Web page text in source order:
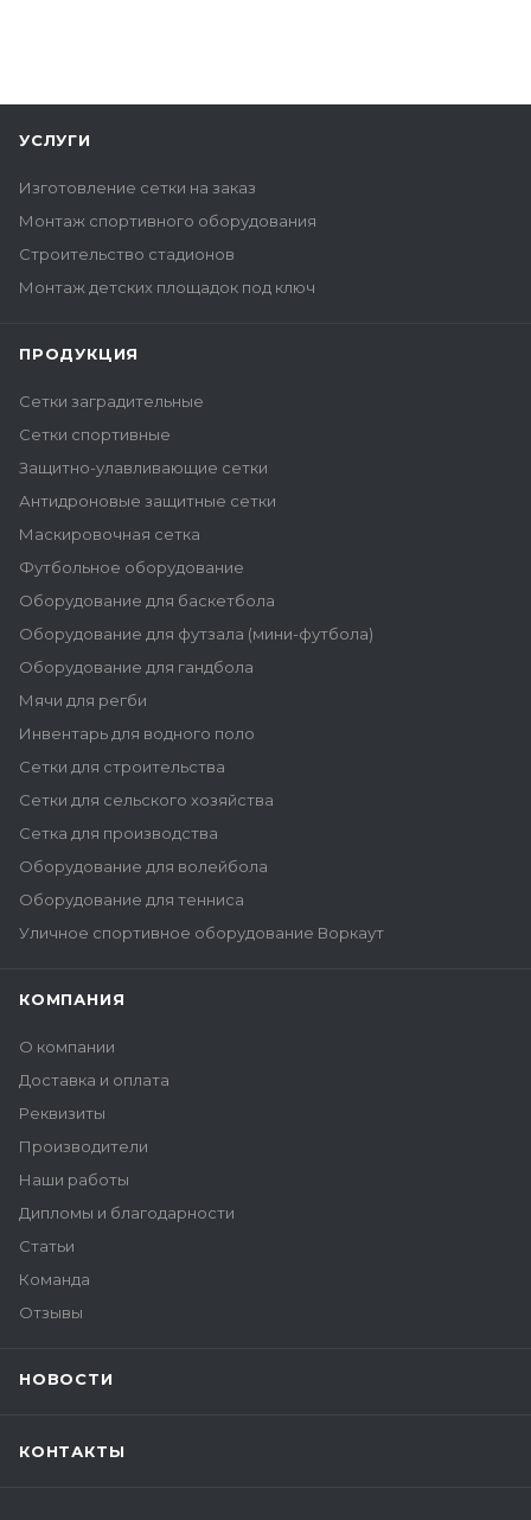
УСЛУГИ
Изготовление сетки на заказ
Монтаж спортивного оборудования
Строительство стадионов
Монтаж детских площадок под ключ
ПРОДУКЦИЯ
Сетки заградительные
Сетки спортивные
Защитно-улавливающие сетки
Антидроновые защитные сетки
Маскировочная сетка
Футбольное оборудование
Оборудование для баскетбола
Оборудование для футзала (мини-футбола)
Оборудование для гандбола
Мячи для регби
Инвентарь для водного поло
Сетки для строительства
Сетки для сельского хозяйства
Сетка для производства
Оборудование для волейбола
Оборудование для тенниса
Уличное спортивное оборудование Воркаут
КОМПАНИЯ
О компании
Доставка и оплата
Реквизиты
Производители
Наши работы
Дипломы и благодарности
Статьи
Команда
Отзывы
НОВОСТИ
КОНТАКТЫ